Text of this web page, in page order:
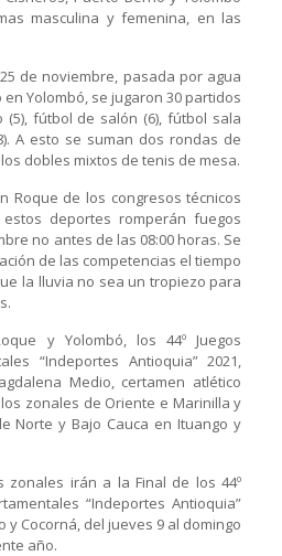
masculina y femenina, en las
de noviembre, pasada por agua
Yolombó, se jugaron 30 partidos
fútbol de salón (6), fútbol sala
A esto se suman dos rondas de
dobles mixtos de tenis de mesa.
Roque de los congresos técnicos
deportes romperán fuegos
no antes de las 08:00 horas. Se
de las competencias el tiempo
la lluvia no sea un tropiezo para
y Yolombó, los 44º Juegos
“Indeportes Antioquia” 2021,
Medio, certamen atlético
zonales de Oriente e Marinilla y
Norte y Bajo Cauca en Ituango y
zonales irán a la Final de los 44º
“Indeportes Antioquia”
y Cocorná, del jueves 9 al domingo
año.